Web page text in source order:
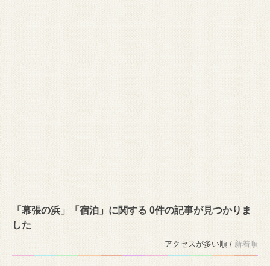
「幕張の浜」「宿泊」に関する 0件の記事が見つかりま
した
アクセスが多い順 / 新着順